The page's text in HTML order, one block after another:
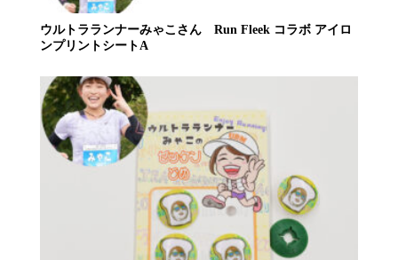
ウルトラランナーみゃこさん Run Fleek コラボ アイロ
ンプリントシートA